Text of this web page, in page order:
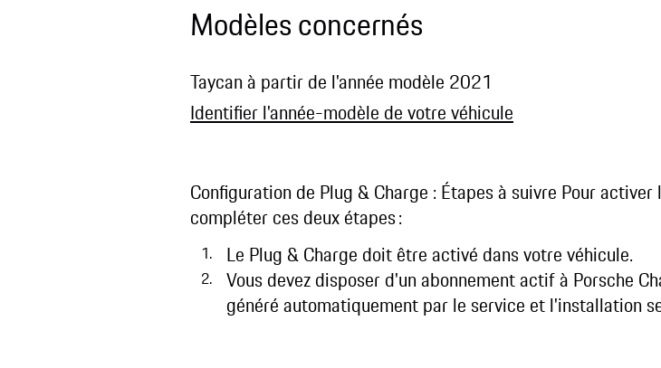
Modèles concernés
Taycan à partir de l'année modèle 2021
Identifier l'année-modèle de votre véhicule
Configuration de Plug & Charge : Étapes à suivre Pour
compléter ces deux étapes :
Le Plug & Charge doit être activé dans votre véhicule.
Vous devez disposer d'un abonnement actif à Porsche
généré automatiquement par le service et l'installation